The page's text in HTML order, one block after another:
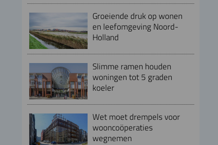
Groeiende druk op wonen
en leefomgeving Noord-
Holland
Slimme ramen houden
woningen tot 5 graden
koeler
Wet moet drempels voor
wooncoöperaties
wegnemen